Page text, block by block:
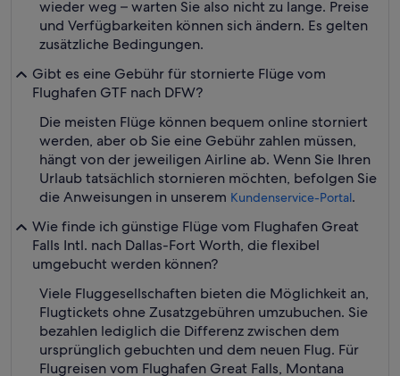
wieder weg – warten Sie also nicht zu lange. Preise
und Verfügbarkeiten können sich ändern. Es gelten
zusätzliche Bedingungen.
Gibt es eine Gebühr für stornierte Flüge vom
Flughafen GTF nach DFW?
Die meisten Flüge können bequem online storniert
werden, aber ob Sie eine Gebühr zahlen müssen,
hängt von der jeweiligen Airline ab. Wenn Sie Ihren
Urlaub tatsächlich stornieren möchten, befolgen Sie
die Anweisungen in unserem Kundenservice-Portal.
Wie finde ich günstige Flüge vom Flughafen Great
Falls Intl. nach Dallas-Fort Worth, die flexibel
umgebucht werden können?
Viele Fluggesellschaften bieten die Möglichkeit an,
Flugtickets ohne Zusatzgebühren umzubuchen. Sie
bezahlen lediglich die Differenz zwischen dem
ursprünglich gebuchten und dem neuen Flug. Für
Flugreisen vom Flughafen Great Falls, Montana